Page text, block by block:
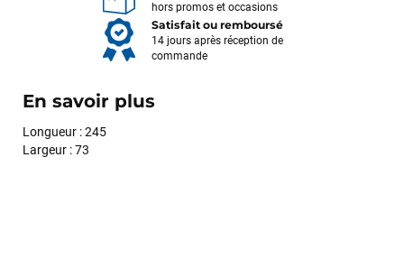
hors promos et occasions
Satisfait ou remboursé
14 jours après réception de
commande
En savoir plus
Longueur : 245
Largeur : 73